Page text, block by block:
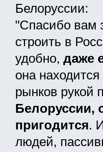
Белоруссии:
"Спасибо вам
строить в
удобно, даже
она
рынков рукой
Белоруссии,
пригодится.
людей,